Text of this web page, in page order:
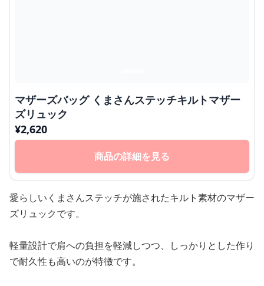
マザーズバッグ くまさんステッチキルトマザー
ズリュック
¥2,620
商品の詳細を見る
愛らしいくまさんステッチが施されたキルト素材のマザー
ズリュックです。
軽量設計で肩への負担を軽減しつつ、しっかりとした作り
で耐久性も高いのが特徴です。